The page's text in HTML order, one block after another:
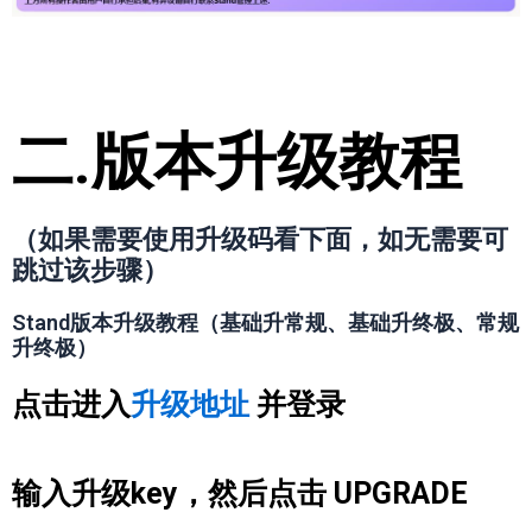
二.版本升级教程
（如果需要使用升级码看下面，如无需要可
跳过该步骤）
Stand版本升级教程（基础升常规、基础升终极、常规
升终极）
​点击进入升级地址并登录
输入升级key，然后点击 UPGRADE